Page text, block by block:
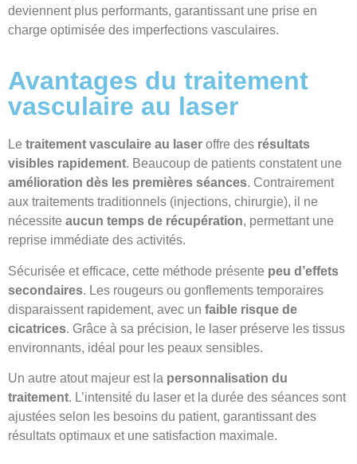
deviennent plus performants, garantissant une prise en
charge optimisée des imperfections vasculaires.
Avantages du traitement
vasculaire au laser
Le traitement vasculaire au laser offre des résultats
visibles rapidement. Beaucoup de patients constatent une
amélioration dès les premières séances. Contrairement
aux traitements traditionnels (injections, chirurgie), il ne
nécessite aucun temps de récupération, permettant une
reprise immédiate des activités.
Sécurisée et efficace, cette méthode présente peu d’effets
secondaires. Les rougeurs ou gonflements temporaires
disparaissent rapidement, avec un faible risque de
cicatrices. Grâce à sa précision, le laser préserve les tissus
environnants, idéal pour les peaux sensibles.
Un autre atout majeur est la personnalisation du
traitement. L’intensité du laser et la durée des séances sont
ajustées selon les besoins du patient, garantissant des
résultats optimaux et une satisfaction maximale.